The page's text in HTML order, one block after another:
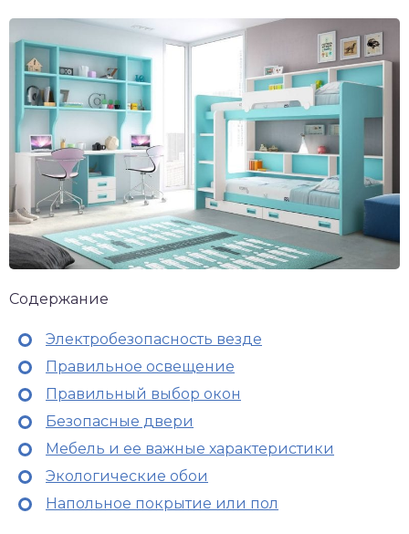
Содержание
Электробезопасность везде
Правильное освещение
Правильный выбор окон
Безопасные двери
Мебель и ее важные характеристики
Экологические обои
Напольное покрытие или пол